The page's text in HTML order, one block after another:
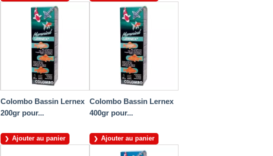
Colombo Bassin Lernex
200gr pour...
Ajouter au panier
Colombo Bassin Lernex
400gr pour...
Ajouter au panier